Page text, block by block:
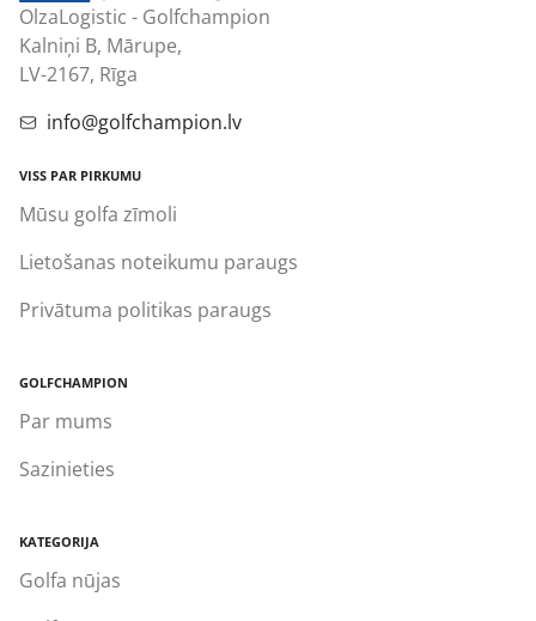
OlzaLogistic - Golfchampion
Kalniņi B, Mārupe,
LV-2167, Rīga
info@golfchampion.lv
VISS PAR PIRKUMU
Mūsu golfa zīmoli
Lietošanas noteikumu paraugs
Privātuma politikas paraugs
GOLFCHAMPION
Par mums
Sazinieties
KATEGORIJA
Golfa nūjas